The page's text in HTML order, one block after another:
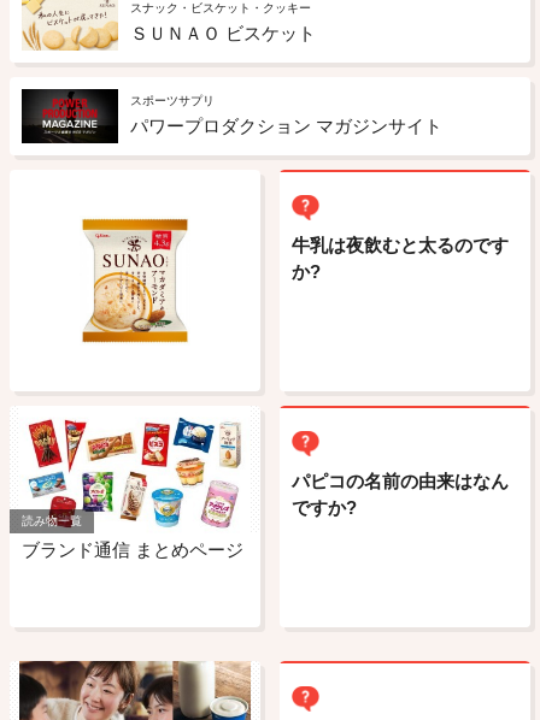
スナック・ビスケット・クッキー
ＳＵＮＡＯ ビスケット
スポーツサプリ
パワープロダクション マガジンサイト
牛乳は夜飲むと太るのです
か?
読み物一覧
ブランド通信 まとめページ
パピコの名前の由来はなん
ですか?